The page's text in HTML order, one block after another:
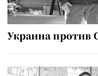
Украина против